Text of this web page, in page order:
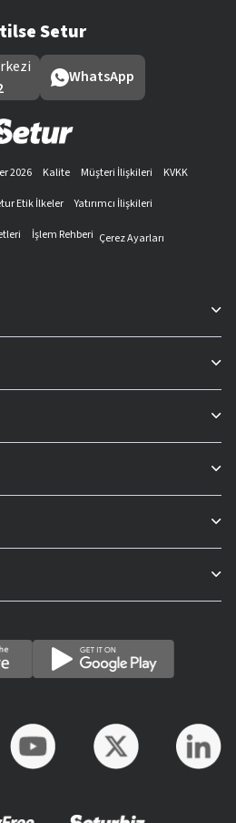
Setur
WhatsApp
2026 Kalite Müşteri İlişkileri
KVKK
Etik İlkeler
Yatırımcı İlişkileri
İşlem Rehberi Çerez Ayarları